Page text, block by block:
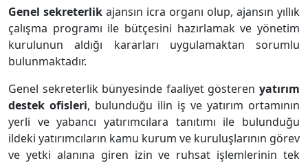
Genel sekreterlik ajansın icra organı olup, ajansın yıllık
çalışma programı ile bütçesini hazırlamak ve yönetim
kurulunun aldığı kararları uygulamaktan sorumlu
bulunmaktadır.
Genel sekreterlik bünyesinde faaliyet gösteren yatırım
destek ofisleri, bulunduğu ilin iş ve yatırım ortamının
yerli ve yabancı yatırımcılara tanıtımı ile bulunduğu
ildeki yatırımcıların kamu kurum ve kuruluşlarının görev
ve yetki alanına giren izin ve ruhsat işlemlerinin tek